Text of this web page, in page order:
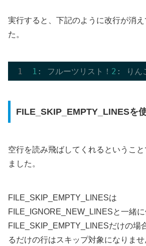
実行すると、下記のように改行が消
た。
1 : フルーツリスト！ 2 : りん
FILE_SKIP_EMPTY_LINESを
空行を読み飛ばしてくれるというこ
ました。
FILE_SKIP_EMPTY_LINESは
FILE_IGNORE_NEW_LINESと一緒に
FILE_SKIP_EMPTY_LINESだけの場
るだけの行はスキップ対象になりませ